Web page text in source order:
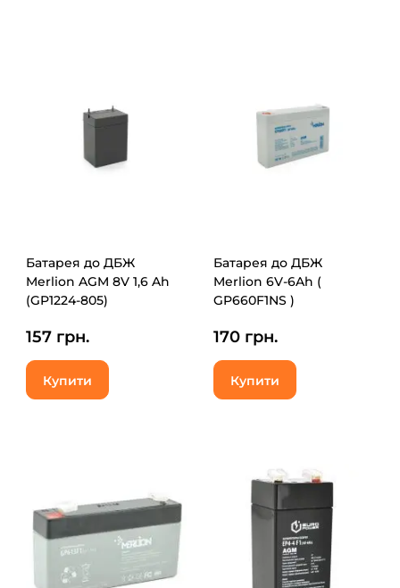
Батарея до ДБЖ
Merlion AGM 8V 1,6 Ah
(GP1224-805)
157 грн.
Купити
Батарея до ДБЖ
Merlion 6V-6Ah (
GP660F1NS )
170 грн.
Купити